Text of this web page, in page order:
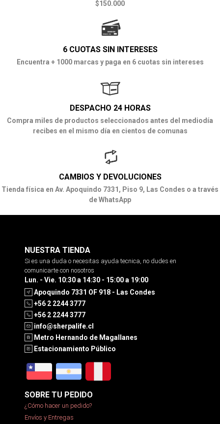
$150.000
6 CUOTAS SIN INTERESES
Encuentra + 1000 marcas y paga en 6 cuotas sin intereses
DESPACHO 24 HORAS
Compra miles de productos seleccionados antes del mediodía
recibes en el mismo día en cientos de comunas
CAMBIOS Y DEVOLUCIONES
Tienda física en Av. Apoquindo 7331, Piso 9, Las Condes o a través
de WhatsApp
NUESTRA TIENDA
Si es una duda o necesitas ayuda tecnica, no dudes en
comunicarte con nosotros
Lun. - Vie. 10:30 a 14:30 - 15:00 a 19:00
Apoquindo 7331 OF 918 - Las Condes
+56 2 2244 3777
+56 2 2244 3777
info@sherpalife.cl
Metro Hernando de Magallanes
Estacionamiento Público
SOBRE TU PEDIDO
¿Cómo hacer un pedido?
Envíos y Entregas